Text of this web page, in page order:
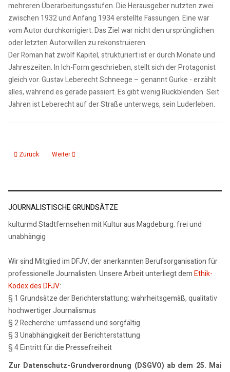
mehreren Überarbeitungsstufen. Die Herausgeber nutzten zwei
zwischen 1932 und Anfang 1934 erstellte Fassungen. Eine war
vom Autor durchkorrigiert. Das Ziel war nicht den ursprünglichen
oder letzten Autorwillen zu rekonstruieren.
Der Roman hat zwölf Kapitel, strukturiert ist er durch Monate und
Jahreszeiten. In Ich-Form geschrieben, stellt sich der Protagonist
gleich vor. Gustav Leberecht Schneege – genannt Gurke - erzählt
alles, während es gerade passiert. Es gibt wenig Rückblenden. Seit
Jahren ist Leberecht auf der Straße unterwegs, sein Luderleben.
Vorheriger Beitrag: Rezension Franz Hohler „Fahrplanmäßiger Aufenthalt“
Zurück Nächster Beitrag: Rezension „Die Ballade von Jethro Tull. Die
Weiter
JOURNALISTISCHE GRUNDSÄTZE
kulturmd Stadtfernsehen mit Kultur aus Magdeburg: frei und
unabhängig
Wir sind Mitglied im DFJV, der anerkannten Berufsorganisation für
professionelle Journalisten. Unsere Arbeit unterliegt demEthik-
Kodex des DFJV:
§ 1 Grundsätze der Berichterstattung: wahrheitsgemäß, qualitativ
hochwertiger Journalismus
§ 2 Recherche: umfassend und sorgfältig
§ 3 Unabhängigkeit der Berichterstattung
§ 4 Eintritt für die Pressefreiheit
Zur Datenschutz-Grundverordnung (DSGVO) ab dem 25. Mai